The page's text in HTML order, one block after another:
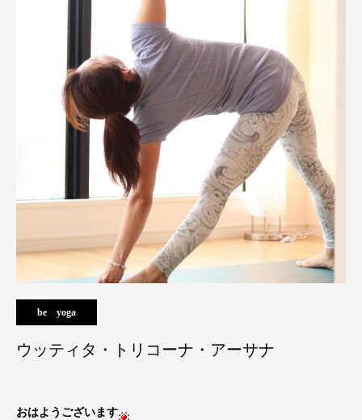
be yoga
ウッティタ・トリコーナ・アーサナ
おはようございます